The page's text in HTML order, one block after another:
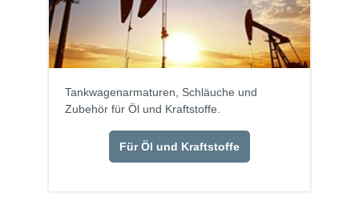
Tankwagenarmaturen, Schläuche und
Zubehör für Öl und Kraftstoffe.
Für Öl und Kraftstoffe